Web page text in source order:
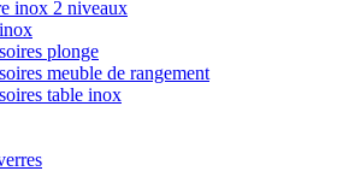
inox 2 niveaux
plonge
meuble de rangement
table inox